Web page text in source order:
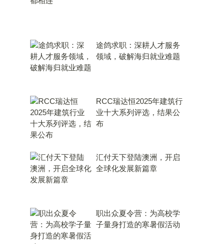
途鸽求职：深耕人才服务
领域，破解海归就业难题
RCC瑞达恒2025年建筑行
业十大系列评选，结果公
布
汇付天下登陆澳洲，开启
全球化发展新篇章
职出众夏令营：为高校学
子量身打造的寒暑假活动